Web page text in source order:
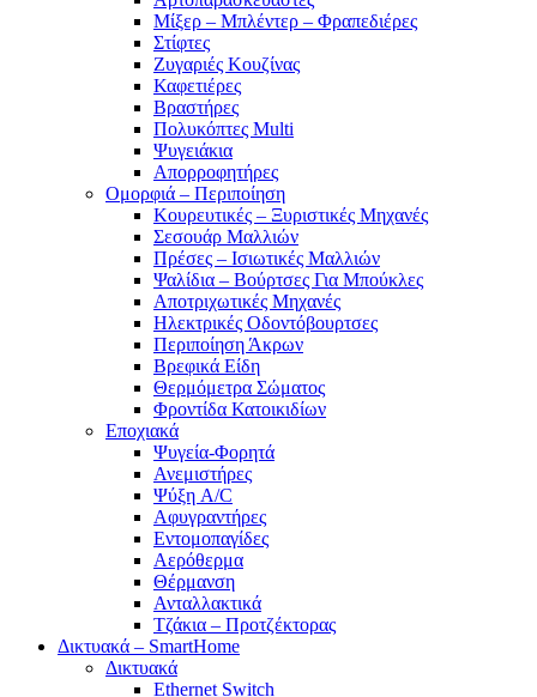
Μίξερ – Μπλέντερ – Φραπεδιέρες
Στίφτες
Ζυγαριές Κουζίνας
Καφετιέρες
Βραστήρες
Πολυκόπτες Multi
Ψυγειάκια
Απορροφητήρες
Ομορφιά – Περιποίηση
Κουρευτικές – Ξυριστικές Μηχανές
Σεσουάρ Μαλλιών
Πρέσες – Ισιωτικές Μαλλιών
Ψαλίδια – Βούρτσες Για Μπούκλες
Αποτριχωτικές Μηχανές
Ηλεκτρικές Οδοντόβουρτσες
Περιποίηση Άκρων
Βρεφικά Είδη
Θερμόμετρα Σώματος
Φροντίδα Κατοικιδίων
Εποχιακά
Ψυγεία-Φορητά
Ανεμιστήρες
Ψύξη A/C
Αφυγραντήρες
Εντομοπαγίδες
Αερόθερμα
Θέρμανση
Ανταλλακτικά
Τζάκια – Προτζέκτορας
Δικτυακά – SmartHome
Δικτυακά
Ethernet Switch